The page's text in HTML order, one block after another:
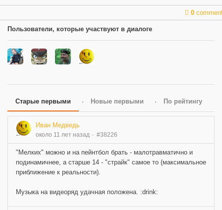
0
Пользователи, которые участвуют в диалоге
Старые первыми Новые первыми По рейтингу
Иван Медведь
около 11 лет назад #38226
"Мелких" можно и на пейнтбол брать - малотравматично и
подинамичнее, а старше 14 - "страйк" самое то (максимальное
приближение к реальности).
Музыка на видеоряд удачная положена. :drink: